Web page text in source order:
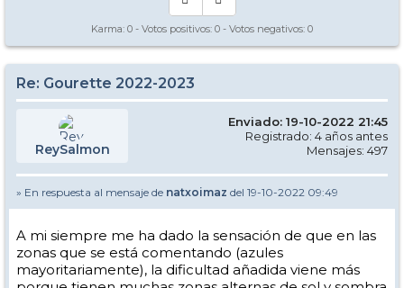
Karma: 0 - Votos positivos: 0 - Votos negativos: 0
Re: Gourette 2022-2023
ReySalmon
Enviado: 19-10-2022 21:45
Registrado: 4 años antes
Mensajes: 497
» En respuesta al mensaje de natxoimaz del 19-10-2022 09:49
A mi siempre me ha dado la sensación de que en las
zonas que se está comentando (azules
mayoritariamente), la dificultad añadida viene más